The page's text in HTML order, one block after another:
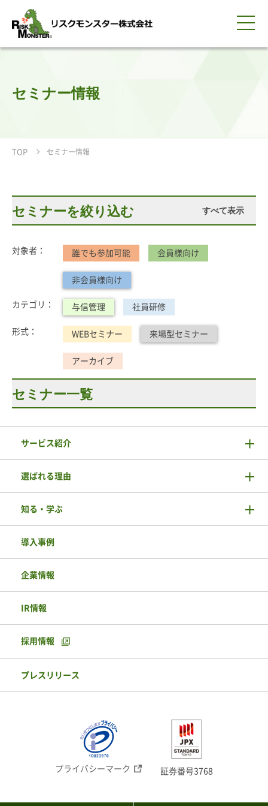
0120-259-440
資料請求
簡体中文
セミナー情報
TOP セミナー情報
セミナーを絞り込む すべて表示
対象者： 誰でも参加可能 会員様向け
非会員様向け
カテゴリ： 与信管理 社員研修
形式： WEBセミナー 来場型セミナー
アーカイブ
セミナー一覧
サービス紹介
選ばれる理由
知る・学ぶ
導入事例
企業情報
IR情報
採用情報
プレスリリース
プライバシーマーク 証券番号3768